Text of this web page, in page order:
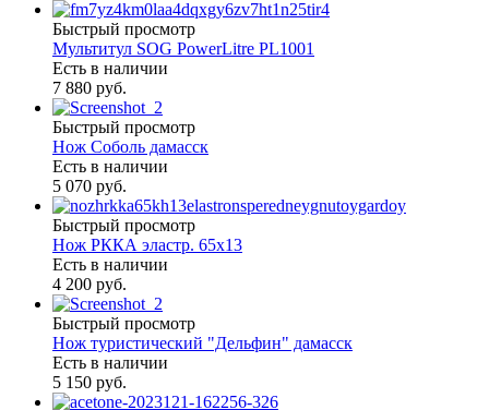
Быстрый просмотр
Мультитул SOG PowerLitre PL1001
Есть в наличии
7 880 руб.
Быстрый просмотр
Нож Соболь дамасск
Есть в наличии
5 070 руб.
Быстрый просмотр
Нож РККА эластр. 65х13
Есть в наличии
4 200 руб.
Быстрый просмотр
Нож туристический "Дельфин" дамасск
Есть в наличии
5 150 руб.